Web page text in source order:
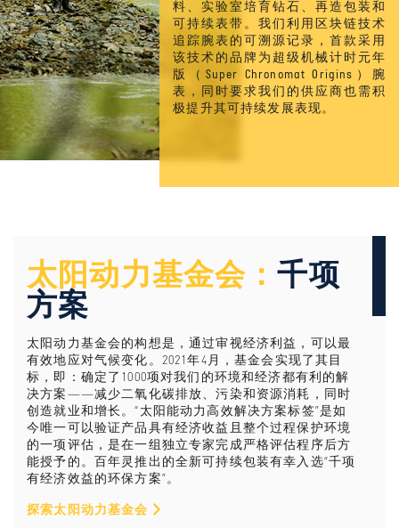
料、实验室培育钻石、再造包装和
可持续表带。我们利用区块链技术
追踪腕表的可溯源记录，首款采用
该技术的品牌为超级机械计时元年
版（Super Chronomat Origins）腕
表，同时要求我们的供应商也需积
极提升其可持续发展表现。
太阳动力基金会：千项
方案
太阳动力基金会的构想是，通过审视经济利益，可以最
有效地应对气候变化。2021年4月，基金会实现了其目
标，即：确定了1000项对我们的环境和经济都有利的解
决方案——减少二氧化碳排放、污染和资源消耗，同时
创造就业和增长。“太阳能动力高效解决方案标签”是如
今唯一可以验证产品具有经济收益且整个过程保护环境
的一项评估，是在一组独立专家完成严格评估程序后方
能授予的。百年灵推出的全新可持续包装有幸入选“千项
有经济效益的环保方案”。
探索太阳动力基金会